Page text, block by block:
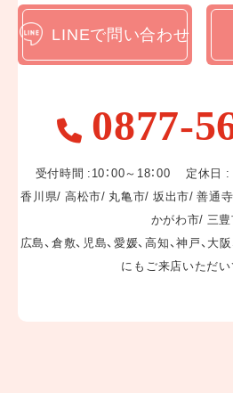
LINEで問い合わせ
0877-
受付時間 :10：00～18：00 定休日
香川県/ 高松市/ 丸亀市/ 坂出市/ 善通
かがわ市/ 三
広島、倉敷、児島、愛媛、高知、神戸、
にもご来店いただい